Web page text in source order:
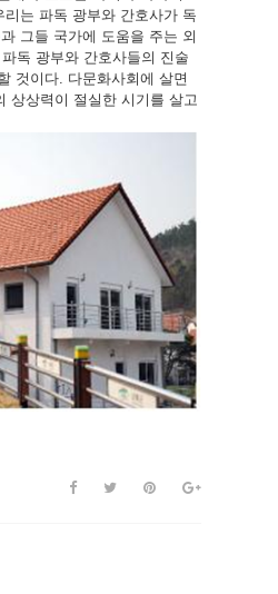
는 파독 광부와 간호사가 독
그들 국가에 도움을 주는 외
독 광부와 간호사들의 진술
것이다. 다문화사회에 살면
상상력이 절실한 시기를 살고